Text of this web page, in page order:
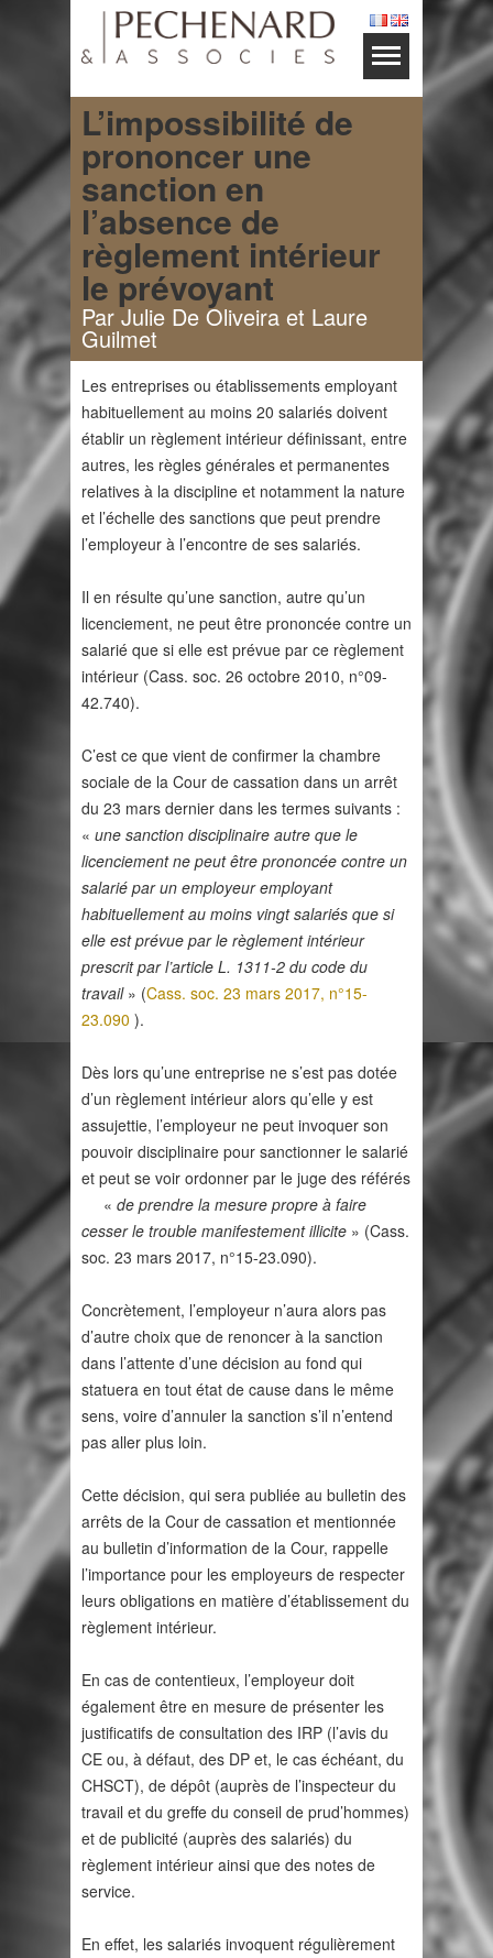
L’impossibilité de
prononcer une
sanction en
l’absence de
règlement intérieur
le prévoyant
Par Julie De Oliveira et Laure
Guilmet
Les entreprises ou établissements employant
habituellement au moins 20 salariés doivent
établir un règlement intérieur définissant, entre
autres, les règles générales et permanentes
relatives à la discipline et notamment la nature
et l’échelle des sanctions que peut prendre
l’employeur à l’encontre de ses salariés.
Il en résulte qu’une sanction, autre qu’un
licenciement, ne peut être prononcée contre un
salarié que si elle est prévue par ce règlement
intérieur (Cass. soc. 26 octobre 2010, n°09-
42.740).
C’est ce que vient de confirmer la chambre
sociale de la Cour de cassation dans un arrêt
du 23 mars dernier dans les termes suivants :
« une sanction disciplinaire autre que le
licenciement ne peut être prononcée contre un
salarié par un employeur employant
habituellement au moins vingt salariés que si
elle est prévue par le règlement intérieur
prescrit par l’article L. 1311-2 du code du
travail» (Cass. soc. 23 mars 2017, n°15-
23.090 ).
Dès lors qu’une entreprise ne s’est pas dotée
d’un règlement intérieur alors qu’elle y est
assujettie, l’employeur ne peut invoquer son
pouvoir disciplinaire pour sanctionner le salarié
et peut se voir ordonner par le juge des référés
« de prendre la mesure propre à faire
cesser le trouble manifestement illicite » (Cass.
soc. 23 mars 2017, n°15-23.090).
Concrètement, l’employeur n’aura alors pas
d’autre choix que de renoncer à la sanction
dans l’attente d’une décision au fond qui
statuera en tout état de cause dans le même
sens, voire d’annuler la sanction s’il n’entend
pas aller plus loin.
Cette décision, qui sera publiée au bulletin des
arrêts de la Cour de cassation et mentionnée
au bulletin d’information de la Cour, rappelle
l’importance pour les employeurs de respecter
leurs obligations en matière d’établissement du
règlement intérieur.
En cas de contentieux, l’employeur doit
également être en mesure de présenter les
justificatifs de consultation des IRP (l’avis du
CE ou, à défaut, des DP et, le cas échéant, du
CHSCT), de dépôt (auprès de l’inspecteur du
travail et du greffe du conseil de prud’hommes)
et de publicité (auprès des salariés) du
règlement intérieur ainsi que des notes de
service.
En effet, les salariés invoquent régulièrement